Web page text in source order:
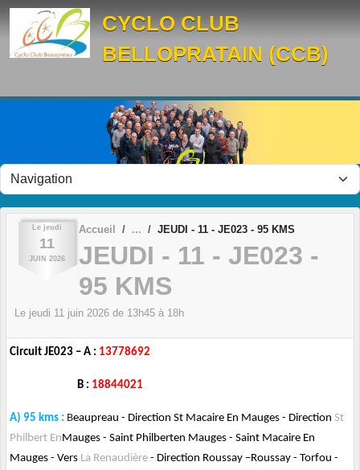
CYCLO CLUB
BELLOPRATAIN (CCB)
Le jeudi
11
JUIN 2026
Accueil JEUDI - 11 - JE023 - 95 KMS
JEUDI - 11 - JE023 -
95 KMS
Le jeudi 11 juin 2026 de 13h45 à 18h
Circuit JE023 – A : 13778692
B : 18844021
A) 95 kms : Beaupreau - Direction St Macaire En Mauges - Direction St
Philbert EnMauges - Saint Philberten Mauges - Saint Macaire En
Mauges - Vers La Renaudière - Direction Roussay –Roussay - Torfou -
Panneau de gestion des cookies